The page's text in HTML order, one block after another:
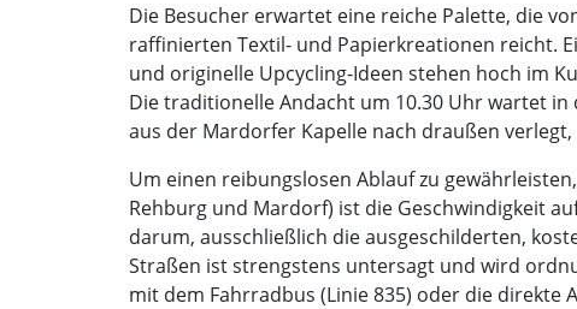
Die Besucher erwartet eine reiche Palette, die
raffinierten Textil- und Papierkreationen reicht.
und originelle Upcycling-Ideen stehen hoch im
Die traditionelle Andacht um 10.30 Uhr wartet
aus der Mardorfer Kapelle nach draußen
Um einen reibungslosen Ablauf zu
Rehburg und Mardorf) ist die Geschwindigkeit
darum, ausschließlich die ausgeschilderten,
Straßen ist strengstens untersagt und wird
mit dem Fahrradbus (Linie 835) oder die direkte